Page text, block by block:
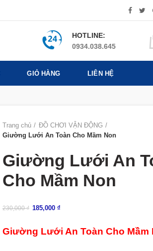
HOTLINE:
0934.038.645
GIỎ HÀNG LIÊN HỆ
Trang chủ
ĐỒ CHƠI VẬN ĐỘNG
Giường Lưới An Toàn Cho Mầm Non
Giường Lưới An
Cho Mầm Non
230,000₫ 185,000 ₫
Giường Lưới An Toàn Cho Mầm